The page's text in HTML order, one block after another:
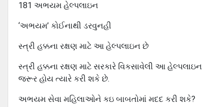
181 અભયમ હેલ્પલાઇન
‘અભયમ’ કોઈનાથી ડરવુનહી
સ્ત્રી હક્કના રક્ષણ માટે આ હેલ્પલાઇન છે
સ્ત્રી હક્કના રક્ષણ માટે સરકારે વિકસાવેલી આ
જરૂર હોય ત્યારે કરી શકે છે.
અભયમ સેવા મહિલાઓને કઇ બાબતોમાં મદદ કરી શકે?